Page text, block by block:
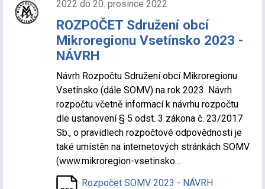
2022 do 20. prosince 2022
ROZPOČET Sdružení obcí
Mikroregionu Vsetínsko 2023 -
NÁVRH
Návrh Rozpočtu Sdružení obcí Mikroregionu
Vsetínsko (dále SOMV) na rok 2023. Návrh
rozpočtu včetně informací k návrhu rozpočtu
dle ustanovení § 5 odst. 3 zákona č. 23/2017
Sb., o pravidlech rozpočtové odpovědnosti je
také umístěn na internetových stránkách SOMV
(www.mikroregion-vsetinsko…
Rozpočet SOMV 2023 - NÁVRH